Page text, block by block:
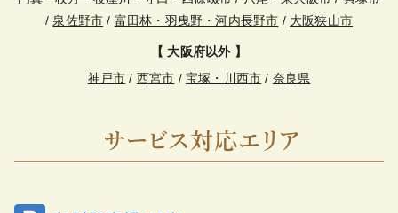
/ 泉佐野市 / 富田林・羽曳野・河内長野市 / 大阪狭山市
【 大阪府以外 】
神戸市 / 西宮市 / 宝塚・川西市 / 奈良県